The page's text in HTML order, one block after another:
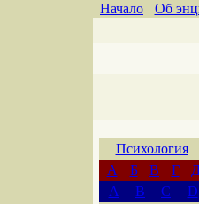
Начало Об
Психология
А
Б В Г
A
B C D